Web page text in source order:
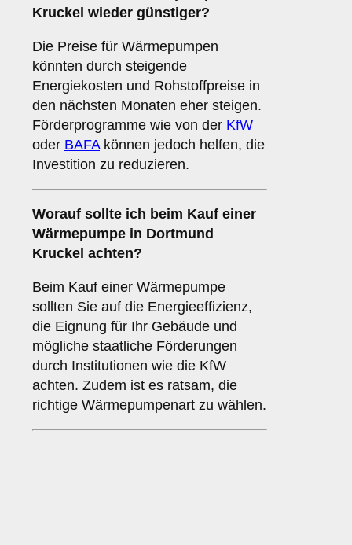
Kruckel wieder günstiger?
Die Preise für Wärmepumpen
könnten durch steigende
Energiekosten und Rohstoffpreise in
den nächsten Monaten eher steigen.
Förderprogramme wie von der KfW
oder BAFAkönnen jedoch helfen, die
Investition zu reduzieren.
Worauf sollte ich beim Kauf einer
Wärmepumpe in Dortmund
Kruckel achten?
Beim Kauf einer Wärmepumpe
sollten Sie auf die Energieeffizienz,
die Eignung für Ihr Gebäude und
mögliche staatliche Förderungen
durch Institutionen wie die KfW
achten. Zudem ist es ratsam, die
richtige Wärmepumpenart zu wählen.